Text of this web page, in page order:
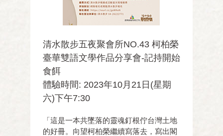
清水散步五夜聚會所NO.43 柯柏榮
臺華雙語文學作品分享會-記持開始
食餌
體驗時間: 2023年10月21日(星期
六)下午7:30
「這是一本共墜落的靈魂釘根佇台灣土地
的好冊。向望柯柏榮繼續寫落去，寫出閣